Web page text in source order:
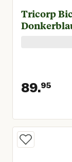
Tricorp
89.95